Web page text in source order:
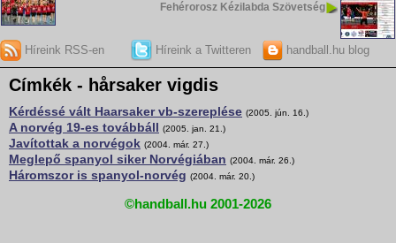
Fehérorosz Kézilabda Szövetség
Híreink RSS-en Híreink a Twitteren handball.hu blog
Címkék - hårsaker vigdis
Kérdéssé vált Haarsaker vb-szereplése (2005. jún. 16.)
A norvég 19-es továbbáll (2005. jan. 21.)
Javítottak a norvégok (2004. már. 27.)
Meglepő spanyol siker Norvégiában (2004. már. 26.)
Háromszor is spanyol-norvég (2004. már. 20.)
©handball.hu 2001-2026